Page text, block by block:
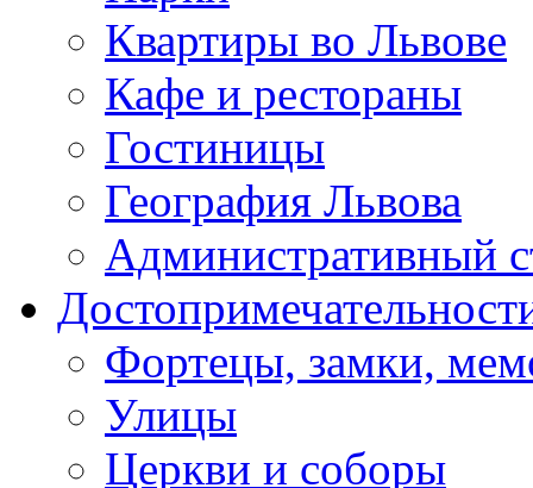
Квартиры во Львове
Кафе и рестораны
Гостиницы
География Львова
Административный
Фортецы, замки,
Улицы
Церкви и соборы